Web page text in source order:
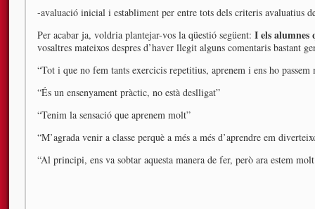
-avaluació inicial i establiment per entre tots dels criteris avaluatius
Per acabar ja, voldria plantejar-vos la qüestió següent: I els alumnes
vosaltres mateixos despres d’haver llegit alguns comentaris bastant
“Tot i que no fem tants exercicis repetitius, aprenem i ens ho passem
“És un ensenyament pràctic, no està deslligat”
“Tenim la sensació que aprenem molt”
“M’agrada venir a classe perquè a més a més d’aprendre em
“Al principi, ens va sobtar aquesta manera de fer, però ara estem